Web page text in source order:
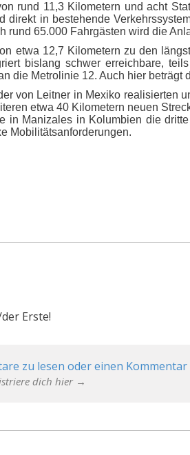
rund 11,3 Kilometern und acht
direkt in bestehende
rund 65.000 Fahrgästen wird die
etwa 12,7 Kilometern zu den
bislang schwer erreichbare,
die Metrolinie 12. Auch hier beträgt
von Leitner in Mexiko realisierten
etwa 40 Kilometern neuen
in Manizales in Kolumbien die
Mobilitätsanforderungen.
Erste!
zu lesen oder einen
dich hier →